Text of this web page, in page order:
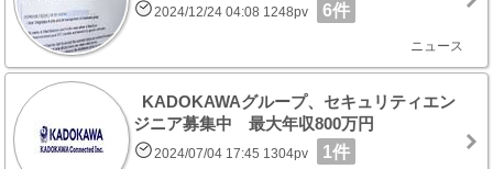
2024/12/24 04:08 1248pv 6件
ニュース
KADOKAWAグループ、セキュリティエン
ジニア募集中 最大年収800万円
2024/07/04 17:45 1304pv 1件